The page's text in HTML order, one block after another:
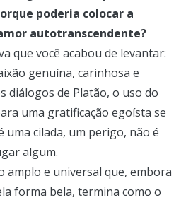
poderia colocar a
autotranscendente?
que você acabou de levantar:
genuína, carinhosa e
diálogos de Platão, o uso do
uma gratificação egoísta se
uma cilada, um perigo, não é
algum.
amplo e universal que, embora
forma bela, termina como o